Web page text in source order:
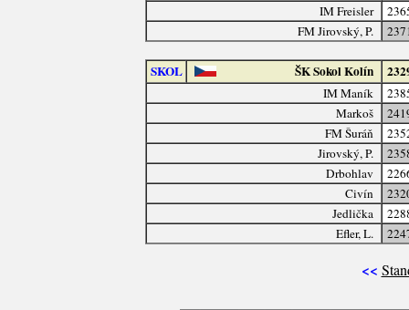
IM Freisler
FM Jirovský, P.
SKOL ŠK Sokol Kolín
IM Maník
Markoš
FM Šuráň
Jirovský, P.
Drbohlav
Civín
Jedlička
Efler, L.
<<